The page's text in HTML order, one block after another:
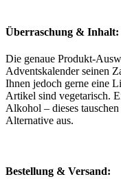
Überraschung & Inhalt:
Die genaue Produkt-
Adventskalender seinen
Ihnen jedoch gerne eine
Artikel sind vegetarisch.
Alkohol – dieses
Alternative aus.
Bestellung & Versand: